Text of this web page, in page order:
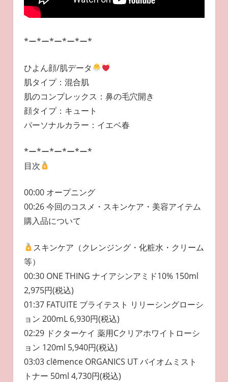
*ー*ー*ー*ー*ー*
ひよん顔/肌データ
肌タイプ：混合肌
肌のコンプレックス：鼻の毛穴開き
顔タイプ：キュート
パーソナルカラー：イエベ春
*ー*ー*ー*ー*ー*
目次
00:00 オープニング
00:26 今回のコスメ・スキンケア・美容アイテム
購入品について
スキンケア（クレンジング・化粧水・クリーム
等）
00:30 ONE THING ナイアシンアミド10% 150ml
2,975円(税込)
01:37 FATUITE ブライテスト リリーシングローシ
ョン 200mL 6,930円(税込)
02:29 ドクターケイ 薬用Cクリアホワイトローシ
ョン 120ml 5,940円(税込)
03:03 clēmence ORGANICS UT バイオムミスト
トナー 50ml 4,730円(税込)